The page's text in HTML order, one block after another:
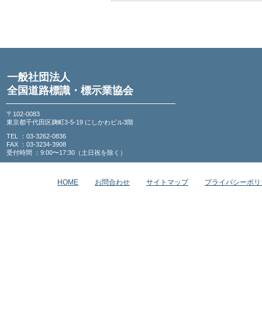
一般社団法人
全国道路標識・標示業協会
〒102-0083
東京都千代田区麹町3-5-19 にしかわビル3階
TEL ：03-3262-0836
FAX ：03-3234-3908
受付時間 ：9:00〜17:30（土日祝を除く）
HOME お問合わせ サイトマップ プライバシーポ